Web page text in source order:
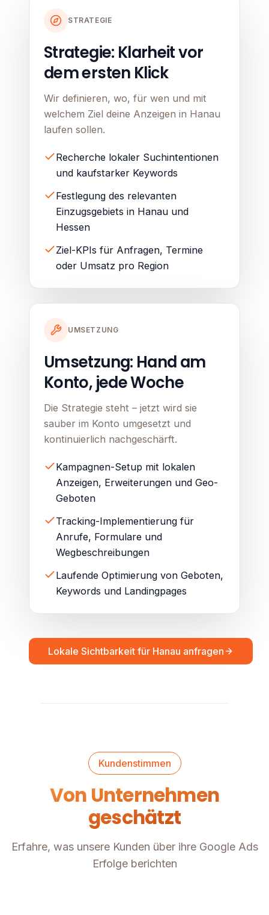
STRATEGIE
Strategie: Klarheit vor
dem ersten Klick
Wir definieren, wo, für wen und mit
welchem Ziel deine Anzeigen in Hanau
laufen sollen.
Recherche lokaler Suchintentionen
und kaufstarker Keywords
Festlegung des relevanten
Einzugsgebiets in Hanau und
Hessen
Ziel-KPIs für Anfragen, Termine
oder Umsatz pro Region
UMSETZUNG
Umsetzung: Hand am
Konto, jede Woche
Die Strategie steht – jetzt wird sie
sauber im Konto umgesetzt und
kontinuierlich nachgeschärft.
Kampagnen-Setup mit lokalen
Anzeigen, Erweiterungen und Geo-
Geboten
Tracking-Implementierung für
Anrufe, Formulare und
Wegbeschreibungen
Laufende Optimierung von Geboten,
Keywords und Landingpages
Lokale Sichtbarkeit für Hanau anfragen
Kundenstimmen
Von Unternehmen
geschätzt
Erfahre, was unsere Kunden über ihre Google Ads
Erfolge berichten